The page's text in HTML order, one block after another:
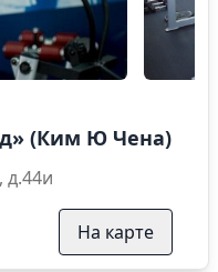
(Ким Ю Чена)
д.44и
На карте